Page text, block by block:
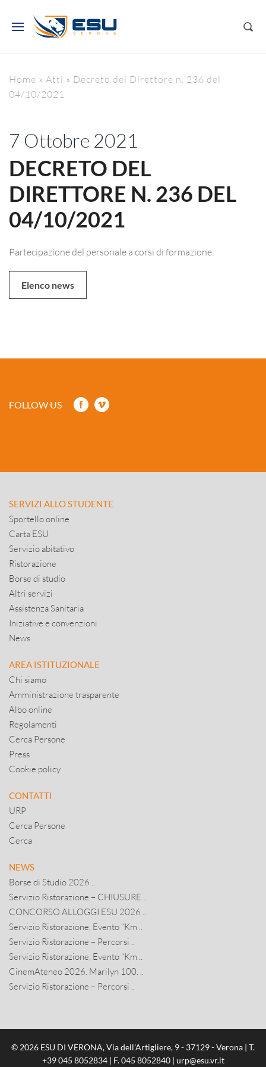
Home » Atti » Decreto del Direttore n. 236 del
04/10/2021
7 Ottobre 2021
DECRETO DEL
DIRETTORE N. 236 DEL
04/10/2021
Partecipazione del personale a corsi di formazione.
Elenco news
FOLLOW US
SERVIZI ALLO STUDENTE
Sportello online
Carta ESU
Servizio abitativo
Ristorazione
Borse di studio
Altri servizi
Assistenza Sanitaria
Iniziative e convenzioni
News
AREA ISTITUZIONALE
Chi siamo
Amministrazione trasparente
Albo online
Regolamenti
Cerca Persone
Press
Cookie policy
CONTATTI
URP
Cerca Persone
Cerca
NEWS
Borse di Studio 2026 ..
Servizio Ristorazione – CHIUSURE ..
CONCORSO ALLOGGI ESU 2026 ..
Servizio Ristorazione, Evento “Km ..
Servizio Ristorazione – Percorsi ..
Servizio Ristorazione, Evento “Km ..
CinemAteneo 2026. Marilyn 100. ..
Servizio Ristorazione – Percorsi ..
© 2026 ESU DI VERONA, Via dell’Artigliere, 9 - 37129 - Verona | T.
+39 045 8052834| F. 045 8052840 | urp@esu.vr.it